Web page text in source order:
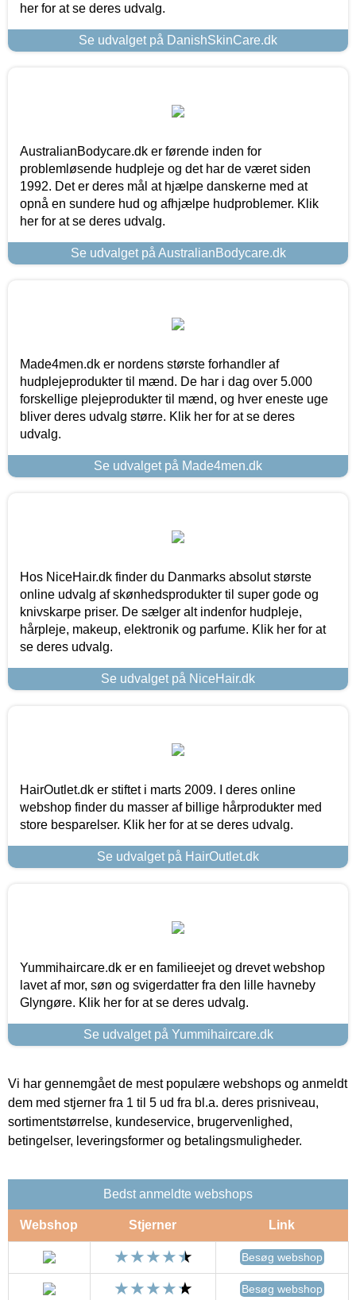
her for at se deres udvalg.
Se udvalget på DanishSkinCare.dk
AustralianBodycare.dk er førende inden for
problemløsende hudpleje og det har de været siden
1992. Det er deres mål at hjælpe danskerne med at
opnå en sundere hud og afhjælpe hudproblemer. Klik
her for at se deres udvalg.
Se udvalget på AustralianBodycare.dk
Made4men.dk er nordens største forhandler af
hudplejeprodukter til mænd. De har i dag over 5.000
forskellige plejeprodukter til mænd, og hver eneste uge
bliver deres udvalg større. Klik her for at se deres
udvalg.
Se udvalget på Made4men.dk
Hos NiceHair.dk finder du Danmarks absolut største
online udvalg af skønhedsprodukter til super gode og
knivskarpe priser. De sælger alt indenfor hudpleje,
hårpleje, makeup, elektronik og parfume. Klik her for at
se deres udvalg.
Se udvalget på NiceHair.dk
HairOutlet.dk er stiftet i marts 2009. I deres online
webshop finder du masser af billige hårprodukter med
store besparelser. Klik her for at se deres udvalg.
Se udvalget på HairOutlet.dk
Yummihaircare.dk er en familieejet og drevet webshop
lavet af mor, søn og svigerdatter fra den lille havneby
Glyngøre. Klik her for at se deres udvalg.
Se udvalget på Yummihaircare.dk
Vi har gennemgået de mest populære webshops og anmeldt
dem med stjerner fra 1 til 5 ud fra bl.a. deres prisniveau,
sortimentstørrelse, kundeservice, brugervenlighed,
betingelser, leveringsformer og betalingsmuligheder.
Bedst anmeldte webshops
Webshop Stjerner Link
Besøg webshop
Besøg webshop